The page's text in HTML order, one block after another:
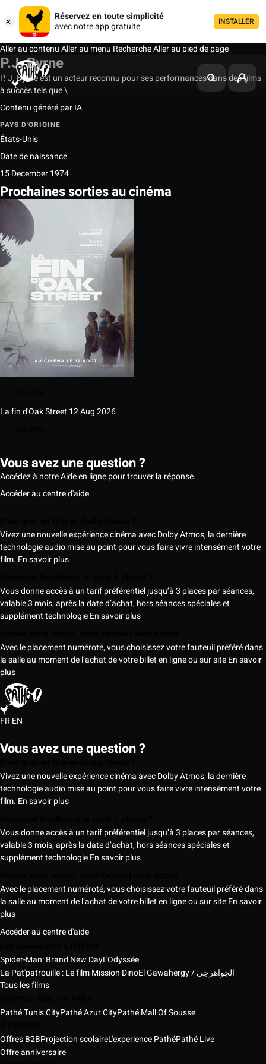
Réservez en toute simplicité
avec notre app gratuite
INSTALLER
Aller au contenuAller au menu RechercheAller au pied de page
P.J. Byrne
P. J. Byrne est un acteur reconnu pour ses performances dans des films
à succès tels que \
Contenu généré par IA
PAYS D'ORIGINE
États-Unis
Date de naissance
15 December 1974
Prochaines sorties au cinéma
La fin d'Oak Street 12 Aug 2026
Vous avez une question ?
Accédez à notre Aide en ligne pour trouver la réponse.
Accéder au centre d'aide
Vivez une nouvelle expérience cinéma avec Dolby Atmos, la dernière
technologie audio mise au point pour vous faire vivre intensément votre
film. En savoir plus
Vous donne accès à un tarif préférentiel jusqu’à 3 places par séances,
valable 3 mois, après la date d’achat, hors séances spéciales et
supplément technologieEn savoir plus
Avec le placement numéroté, vous choisissez votre fauteuil préféré dans
la salle au moment de l’achat de votre billet en ligne ou sur siteEn savoir
plus
FREN
Vous avez une question ?
Vivez une nouvelle expérience cinéma avec Dolby Atmos, la dernière
technologie audio mise au point pour vous faire vivre intensément votre
film. En savoir plus
Vous donne accès à un tarif préférentiel jusqu’à 3 places par séances,
valable 3 mois, après la date d’achat, hors séances spéciales et
supplément technologieEn savoir plus
Avec le placement numéroté, vous choisissez votre fauteuil préféré dans
la salle au moment de l’achat de votre billet en ligne ou sur siteEn savoir
plus
Accéder au centre d'aide
Spider-Man: Brand New DayL'Odyssée
La Pat'patrouille : Le film Mission Dino
El Gawahergy / الجواهرجي
Tous les films
Pathé Tunis CityPathé Azur CityPathé Mall Of Sousse
Offres B2BProjection scolaireL'experience PathéPathé Live
Offre anniversaire